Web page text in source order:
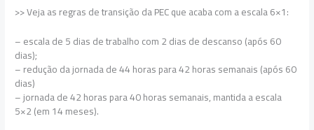
>> Veja as regras de transição da PEC que acaba com a escala 6×1:
– escala de 5 dias de trabalho com 2 dias de descanso (após 60
dias);
– redução da jornada de 44 horas para 42 horas semanais (após 60
dias)
– jornada de 42 horas para 40 horas semanais, mantida a escala
5×2 (em 14 meses).